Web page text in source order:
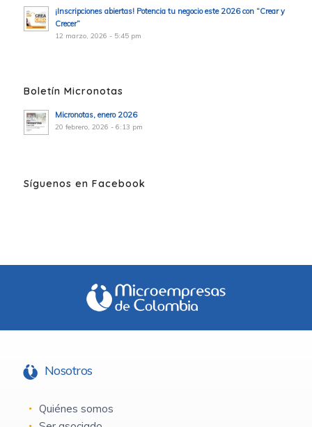
¡Inscripciones abiertas! Potencia tu negocio este 2026 con “Crear y
Crecer”
12 marzo, 2026 - 5:45 pm
Boletín Micronotas
Micronotas, enero 2026
20 febrero, 2026 - 6:13 pm
Síguenos en Facebook
Nosotros
Quiénes somos